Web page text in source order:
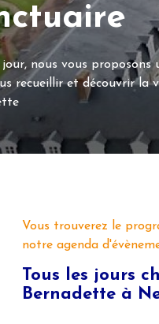
jour, nous vous proposons
recueillir et découvrir la
Vous trouverez le
notre agenda
Tous les jours
Bernadette à